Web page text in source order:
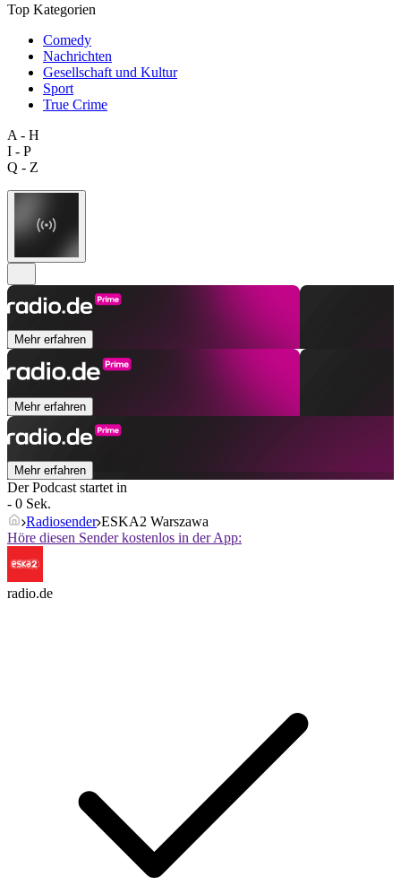
Top Kategorien
Comedy
Nachrichten
Gesellschaft und Kultur
Sport
True Crime
A - H
I - P
Q - Z
Mehr erfahren
Mehr erfahren
Mehr erfahren
Der Podcast startet in
- 0 Sek.
Radiosender ESKA2 Warszawa
Höre diesen Sender kostenlos in der App:
radio.de